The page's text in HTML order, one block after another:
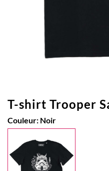
T-shirt Trooper
Couleur: Noir